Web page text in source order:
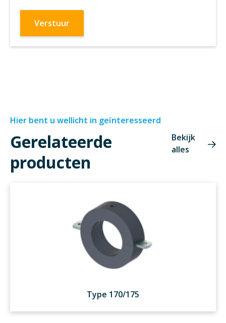
Hier bent u wellicht in geïnteresseerd
Gerelateerde
producten
Bekijk
alles
Type 170/175